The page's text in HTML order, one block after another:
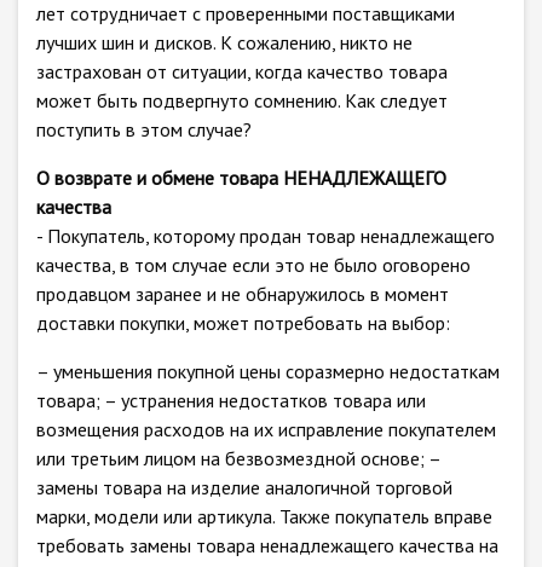
лет сотрудничает с проверенными поставщиками
лучших шин и дисков. К сожалению, никто не
застрахован от ситуации, когда качество товара
может быть подвергнуто сомнению. Как следует
поступить в этом случае?
О возврате и обмене товара НЕНАДЛЕЖАЩЕГО
качества
- Покупатель, которому продан товар ненадлежащего
качества, в том случае если это не было оговорено
продавцом заранее и не обнаружилось в момент
доставки покупки, может потребовать на выбор:
– уменьшения покупной цены соразмерно недостаткам
товара; – устранения недостатков товара или
возмещения расходов на их исправление покупателем
или третьим лицом на безвозмездной основе; –
замены товара на изделие аналогичной торговой
марки, модели или артикула. Также покупатель вправе
требовать замены товара ненадлежащего качества на